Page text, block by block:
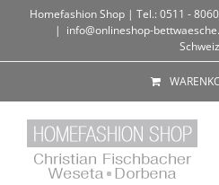
Homefashion Shop | Tel.: 0511 -
| info@onlineshop-